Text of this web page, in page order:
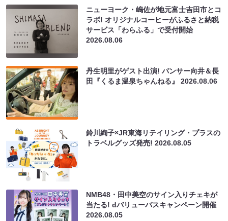
ニューヨーク・嶋佐が地元富士吉田市とコ
ラボ! オリジナルコーヒーがふるさと納税
サービス「わらふる」で受付開始
2026.08.06
丹生明里がゲスト出演! パンサー向井＆長
田『くるま温泉ちゃんねる』2026.08.06
鈴川絢子×JR東海リテイリング・プラスの
トラベルグッズ発売!2026.08.05
NMB48・田中美空のサイン入りチェキが
当たる! dバリューパスキャンペーン開催
2026.08.05